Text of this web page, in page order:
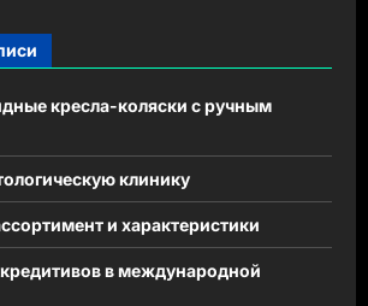
кресла-коляски с ручным
клинику
и характеристики
в международной